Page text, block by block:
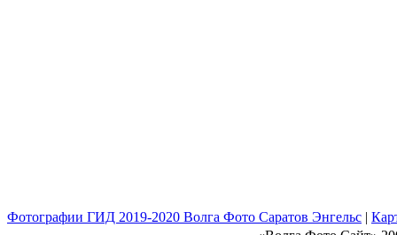
Фотографии ГИД 2019-2020 Волга Фото Саратов Энгельс |